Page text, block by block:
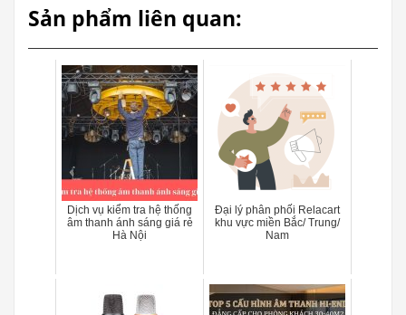
Sản phẩm liên quan:
Dịch vụ kiểm tra hệ thống
âm thanh ánh sáng giá rẻ
Hà Nội
Đại lý phân phối Relacart
khu vực miền Bắc/ Trung/
Nam